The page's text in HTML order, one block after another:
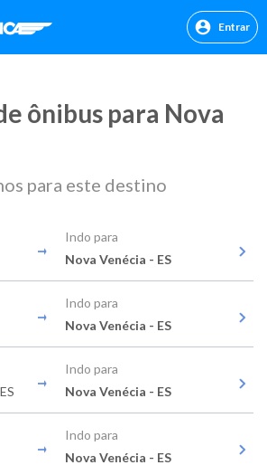
Entrar
ônibus para Nova
para este destino
Indo para
Nova Venécia - ES
Indo para
Nova Venécia - ES
Indo para
Nova Venécia - ES
Indo para
Nova Venécia - ES